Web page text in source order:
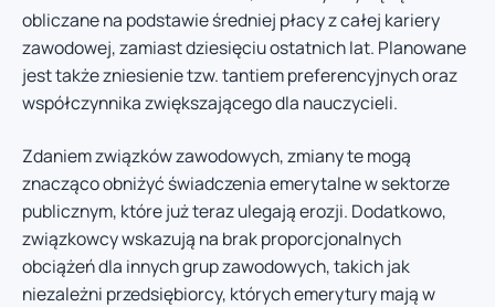
obliczane na podstawie średniej płacy z całej kariery
zawodowej, zamiast dziesięciu ostatnich lat. Planowane
jest także zniesienie tzw. tantiem preferencyjnych oraz
współczynnika zwiększającego dla nauczycieli.
Zdaniem związków zawodowych, zmiany te mogą
znacząco obniżyć świadczenia emerytalne w sektorze
publicznym, które już teraz ulegają erozji. Dodatkowo,
związkowcy wskazują na brak proporcjonalnych
obciążeń dla innych grup zawodowych, takich jak
niezależni przedsiębiorcy, których emerytury mają w